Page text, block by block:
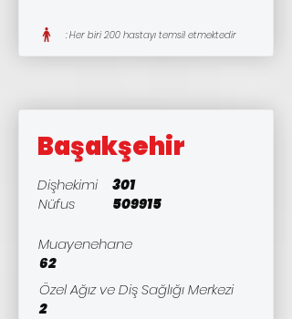
: Her biri 200 hastayı temsil etmektedir
Başakşehir
Dişhekimi
301
Nüfus
509915
Muayenehane
62
Özel Ağız ve Diş Sağlığı Merkezi
2